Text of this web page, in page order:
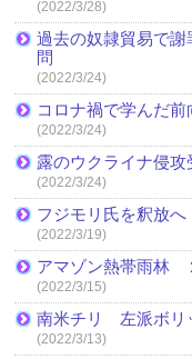
(2022/3/28)
過去の奴隷貿易で
問
(2022/3/24)
コロナ禍で学んだ
(2022/3/24)
露のウクライナ侵
(2022/3/24)
フジモリ氏を釈放
(2022/3/19)
アマゾン熱帯雨林
(2022/3/15)
南米チリ 左派ボリ
(2022/3/13)